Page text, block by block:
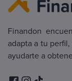
Finandon
adapta a tu
ayudarte a